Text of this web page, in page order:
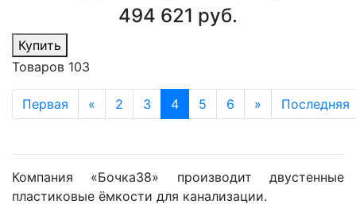
494 621 руб.
Купить
Товаров 103
Первая « 2 3 4 5 6 » Последняя
Компания «Бочка38» производит двустенные
пластиковые ёмкости для канализации.